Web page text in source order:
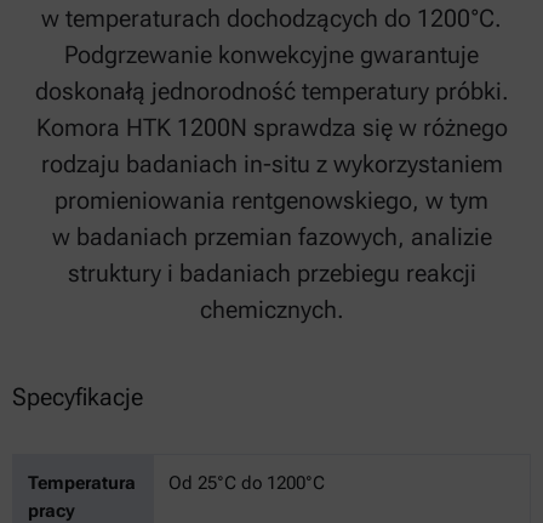
w temperaturach dochodzących do 1200°C.
Podgrzewanie konwekcyjne gwarantuje
doskonałą jednorodność temperatury próbki.
Komora HTK 1200N sprawdza się w różnego
rodzaju badaniach in-situ z wykorzystaniem
promieniowania rentgenowskiego, w tym
w badaniach przemian fazowych, analizie
struktury i badaniach przebiegu reakcji
chemicznych.
Specyfikacje
Temperatura
pracy
Od 25°C do 1200°C